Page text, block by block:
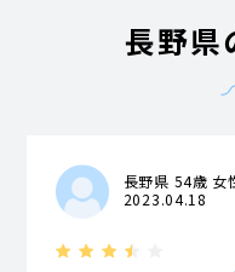
長野県
長野県 54歳 女
2023.04.18